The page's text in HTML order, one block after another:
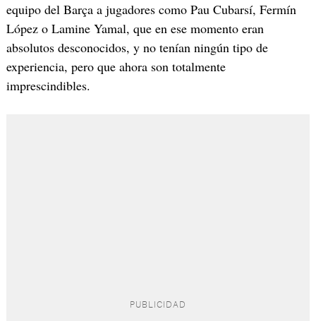
equipo del Barça a jugadores como Pau Cubarsí, Fermín
López o Lamine Yamal, que en ese momento eran
absolutos desconocidos, y no tenían ningún tipo de
experiencia, pero que ahora son totalmente
imprescindibles.